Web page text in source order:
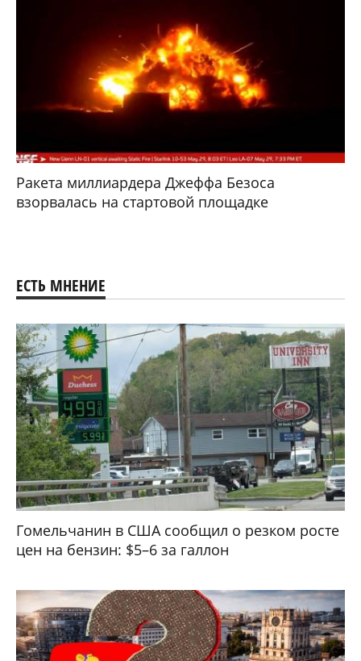
Ракета миллиардера Джеффа Безоса
взорвалась на стартовой площадке
ЕСТЬ МНЕНИЕ
Гомельчанин в США сообщил о резком росте
цен на бензин: $5–6 за галлон